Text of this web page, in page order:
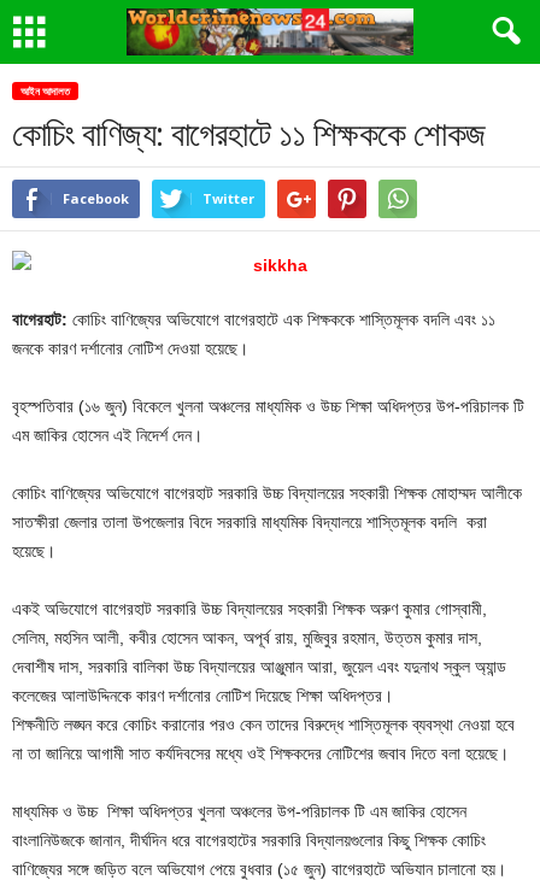
আইন আদালত
কোচিং বাণিজ্য: বাগেরহাটে ১১ শিক্ষককে শোকজ
Facebook Twitter
বাগেরহাট: কোচিং বাণিজ্যের অভিযোগে বাগেরহাটে এক শিক্ষককে শাস্তিমূলক বদলি এবং ১১
জনকে কারণ দর্শানোর নোটিশ দেওয়া হয়েছে।
বৃহস্পতিবার (১৬ জুন) বিকেলে খুলনা অঞ্চলের মাধ্যমিক ও উচ্চ শিক্ষা অধিদপ্তর উপ-পরিচালক টি
এম জাকির হোসেন এই নিদের্শ দেন।
কোচিং বাণিজ্যের অভিযোগে বাগেরহাট সরকারি উচ্চ বিদ্যালয়ের সহকারী শিক্ষক মোহাম্মদ আলীকে
সাতক্ষীরা জেলার তালা উপজেলার বিদে সরকারি মাধ্যমিক বিদ্যালয়ে শাস্তিমূলক বদলি করা
হয়েছে।
একই অভিযোগে বাগেরহাট সরকারি উচ্চ বিদ্যালয়ের সহকারী শিক্ষক অরুণ কুমার গোস্বামী,
সেলিম, মহসিন আলী, কবীর হোসেন আকন, অপূর্ব রায়, মুজিবুর রহমান, উত্তম কুমার দাস,
দেবাশীষ দাস, সরকারি বালিকা উচ্চ বিদ্যালয়ের আঞ্জুমান আরা, জুয়েল এবং যদুনাথ স্কুল অ্যান্ড
কলেজের আলাউদ্দিনকে কারণ দর্শানোর নোটিশ দিয়েছে শিক্ষা অধিদপ্তর।
শিক্ষনীতি লঙ্ঘন করে কোচিং করানোর পরও কেন তাদের বিরুদ্ধে শাস্তিমূলক ব্যবস্থা নেওয়া হবে
না তা জানিয়ে আগামী সাত কর্যদিবসের মধ্যে ওই শিক্ষকদের নোটিশের জবাব দিতে বলা হয়েছে।
মাধ্যমিক ও উচ্চ শিক্ষা অধিদপ্তর খুলনা অঞ্চলের উপ-পরিচালক টি এম জাকির হোসেন
বাংলানিউজকে জানান, দীর্ঘদিন ধরে বাগেরহাটের সরকারি বিদ্যালয়গুলোর কিছু শিক্ষক কোচিং
বাণিজ্যের সঙ্গে জড়িত বলে অভিযোগ পেয়ে বুধবার (১৫ জুন) বাগেরহাটে অভিযান চালানো হয়।